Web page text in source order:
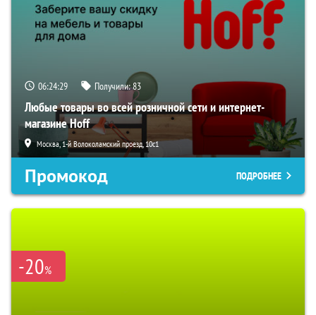
06:24:28 Получили:83
Любые товары во всей розничной сети и интернет-
магазине Hoff
Москва, 1-й Волоколамский проезд, 10с1
Промокод ПОДРОБНЕЕ
-20%